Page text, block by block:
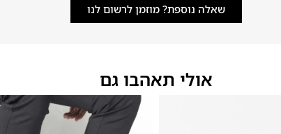
שאלה נוספת? מוזמן לרשום לנו
אולי תאהבו גם